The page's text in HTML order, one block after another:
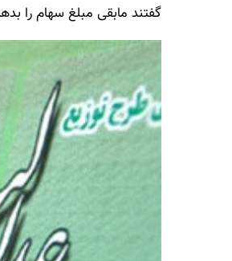
گفتند مابقی مبلغ سهام را بدهید در غیر